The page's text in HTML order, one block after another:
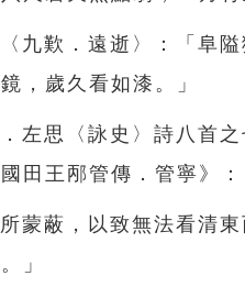
九歎．遠逝〉：「阜
，歲久看如漆。」
左思〈詠史〉詩八首
田王邴管傳．管寧》
蒙蔽，以致無法看清
」